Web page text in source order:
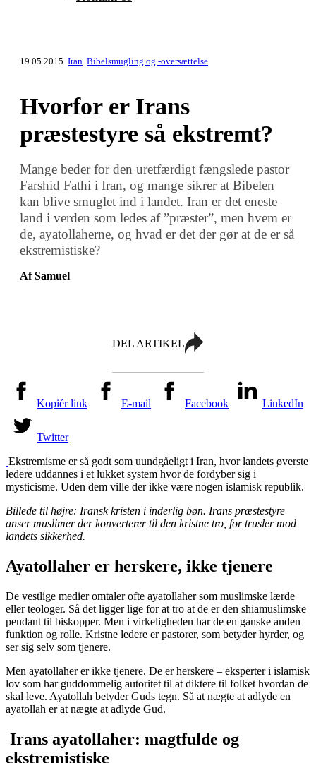
19.05.2015 Iran Bibelsmugling og -oversættelse
Hvorfor er Irans
præstestyre så ekstremt?
Mange beder for den uretfærdigt fængslede pastor
Farshid Fathi i Iran, og mange sikrer at Bibelen
kan blive smuglet ind i landet. Iran er det eneste
land i verden som ledes af ”præster”, men hvem er
de, ayatollaherne, og hvad er det der gør at de er så
ekstremistiske?
Af Samuel
DEL ARTIKEL
Kopiér link E-mail Facebook LinkedIn
Twitter
Ekstremisme er så godt som uundgåeligt i Iran, hvor landets øverste
ledere uddannes i et lukket system hvor de fordyber sig i
mysticisme. Uden dem ville der ikke være nogen islamisk republik.
Billede til højre: Iransk kristen i inderlig bøn. Irans præstestyre
anser muslimer der konverterer til den kristne tro, for trusler mod
landets sikkerhed.
Ayatollaher er herskere, ikke tjenere
De vestlige medier omtaler ofte ayatollaher som muslimske lærde
eller teologer. Så det ligger lige for at tro at de er den shiamuslimske
pendant til biskopper. Men i virkeligheden har de en ganske anden
funktion og rolle. Kristne ledere er pastorer, som betyder hyrder, og
ser sig selv som tjenere.
Men ayatollaher er ikke tjenere. De er herskere – eksperter i islamisk
lov som har guddommelig autoritet til at diktere til folket hvordan de
skal leve. Ayatollah betyder Guds tegn. Så at nægte at adlyde en
ayatollah er at nægte at adlyde Gud.
Irans ayatollaher: magtfulde og
ekstremistiske